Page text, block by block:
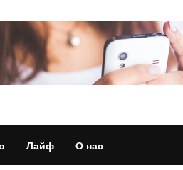
Лайф О нас